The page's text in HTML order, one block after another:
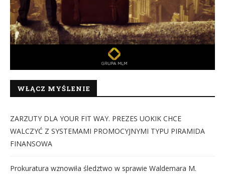
WŁĄCZ MYŚLENIE
ZARZUTY DLA YOUR FIT WAY. PREZES UOKIK CHCE
WALCZYĆ Z SYSTEMAMI PROMOCYJNYMI TYPU PIRAMIDA
FINANSOWA
Prokuratura wznowiła śledztwo w sprawie Waldemara M.